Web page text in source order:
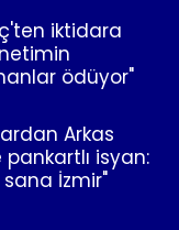
iktidara
ödüyor"
Arkas
isyan:
sana İzmir"